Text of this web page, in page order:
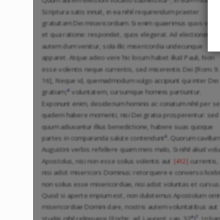
Scriptura satis innuit, in ea nihil requirendum praeter
gratuitam Dei misericordiam. Si enim quaerimus quos vocet,
et qua ratione: respondet, quos elegerat. Ad electionem
autem dum venitur, sola illic misericordia undecunque
apparet. Atque adeo vere hic locum habet illud Pauli, Non
esse volentis neque currentis, sed miserentis Dei [Rom. 9.
16], Neque id, quemadmodum vulgo accipiunt qui inter Dei
gratiam,d voluntatem, cursumque hominis partiuntur.
Exponunt enim, desiderium hominis ac conatum nihil per se
quidem habere momenti, nisi Dei gratia prosperentur: sed
quum adiuvantur illius benedictione, habere suas quoque
partes in comparanda salute contendunt4
. Quorum cavillum
Augustini verbis refellere quam meis malo, Si nihil aliud
Apostolus, nisi non esse solius volentis aut
|412| currentis,
nisi adsit misericors Dominus: retorquere e converso
non solius esse misericordiae, nisi adsit voluntas et cursus.
Quod si aperte impium est, non dubitemus Apostolum
misericordiae Domini dare, nostris autem voluntatibus aut
a